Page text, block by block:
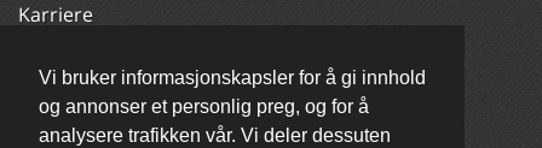
Vi bruker informasjonskapsler for å gi innhold
og annonser et personlig preg, og for å
analysere trafikken vår. Vi deler dessuten
Karriere
FAQ
Kontakt oss